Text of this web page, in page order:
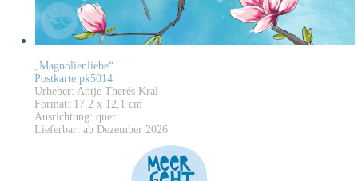
„Magnolienliebe“
Postkarte pk5014
Urheber: Antje Therés Kral
Format: 17,2 x 12,1 cm
Ausrichtung: quer
Lieferbar: ab Dezember 2026